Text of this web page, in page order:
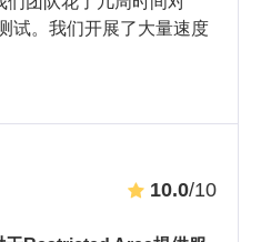
试。我们开展了大量速度
10.0/10